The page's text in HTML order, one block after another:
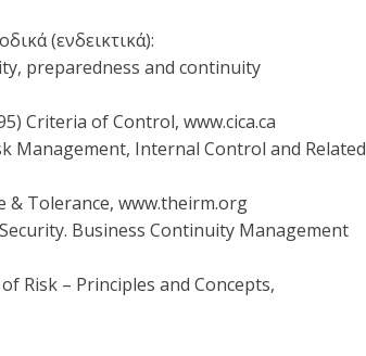
(ενδεικτικά):
preparedness and continuity
Criteria of Control, www.cica.ca
Management, Internal Control and Related
& Tolerance, www.theirm.org
Business Continuity Management
Risk – Principles and Concepts,